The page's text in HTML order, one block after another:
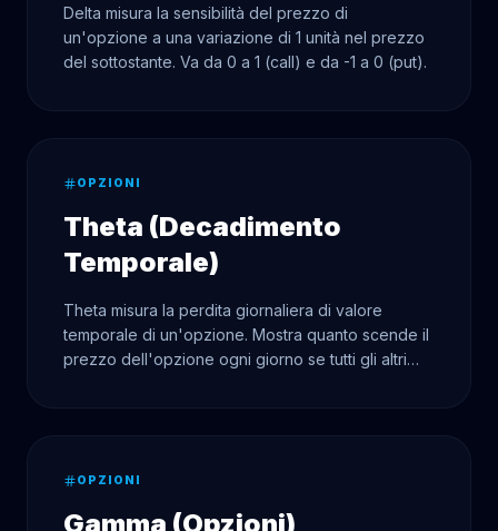
Delta misura la sensibilità del prezzo di
un'opzione a una variazione di 1 unità nel prezzo
del sottostante. Va da 0 a 1 (call) e da -1 a 0 (put).
OPZIONI
Theta (Decadimento
Temporale)
Theta misura la perdita giornaliera di valore
temporale di un'opzione. Mostra quanto scende il
prezzo dell'opzione ogni giorno se tutti gli altri
OPZIONI
Gamma (Opzioni)